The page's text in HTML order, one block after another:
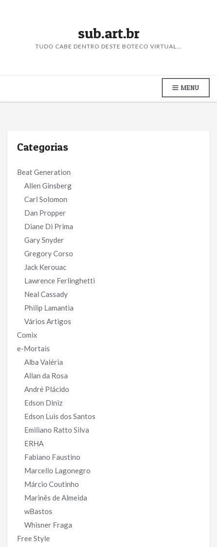
sub.art.br
TUDO CABE DENTRO DESTE BOTECO VIRTUAL…
MENU
Categorias
Beat Generation
Allen Ginsberg
Carl Solomon
Dan Propper
Diane Di Prima
Gary Snyder
Gregory Corso
Jack Kerouac
Lawrence Ferlinghetti
Neal Cassady
Philip Lamantia
Vários Artigos
Comix
e-Mortais
Alba Valéria
Allan da Rosa
André Plácido
Edson Diniz
Edson Luis dos Santos
Emiliano Ratto Silva
ERHA
Fabiano Faustino
Marcello Lagonegro
Márcio Coutinho
Marinês de Almeida
wBastos
Whisner Fraga
Free Style